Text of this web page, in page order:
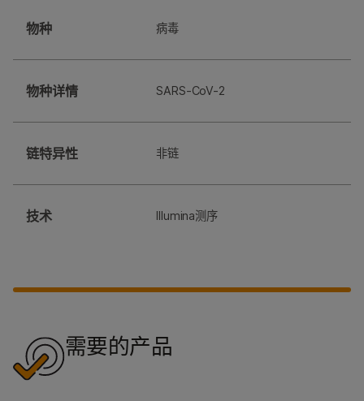
物种 病毒
物种详情 SARS-CoV-2
链特异性 非链
技术 Illumina测序
需要的产品